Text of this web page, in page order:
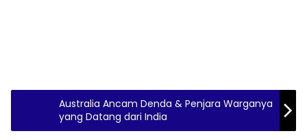
Australia Ancam Denda & Penjara Warganya
yang Datang dari India